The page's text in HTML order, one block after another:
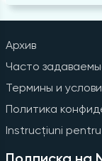
Архив
Часто
Термины и
Политика
Instrucțiuni